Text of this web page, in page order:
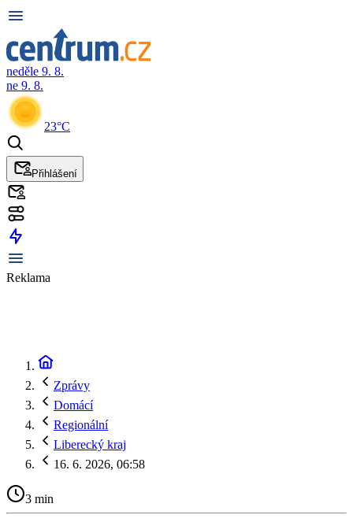
neděle 9. 8.
ne 9. 8.
23°C
Přihlášení
Reklama
Zprávy
Domácí
Regionální
Liberecký kraj
16. 6. 2026, 06:58
3 min